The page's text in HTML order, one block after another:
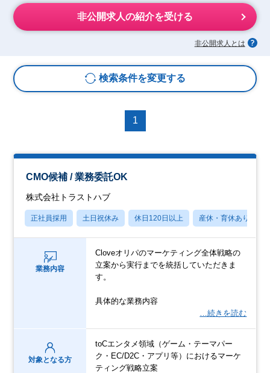
非公開求人の紹介を受ける
非公開求人とは
検索条件を変更する
1
CMO候補 / 業務委託OK
株式会社トラストハブ
正社員採用 土日祝休み 休日120日以上 産休・育休あり
業務内容
Cloveオリパのマーケティング全体戦略の
立案から実行までを統括していただきま
す。
具体的な業務内容
…続きを読む
対象となる方
toCエンタメ領域（ゲーム・テーマパー
ク・EC/D2C・アプリ等）におけるマーケ
ティング戦略立案